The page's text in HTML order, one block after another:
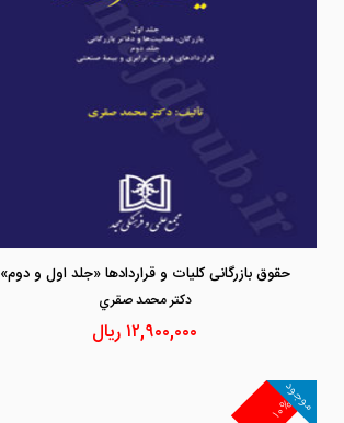
حقوق بازرگانی کلیات و قراردادها «جلد اول و دوم»
دكتر محمد صقري
۱۲,۹۰۰,۰۰۰ ریال
۱۰%
موجود